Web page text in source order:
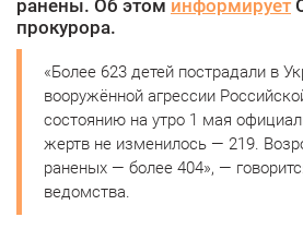
ранены. Об этом информирует
прокурора.
«Более 623 детей пострадали в
вооружённой агрессии
состоянию на утро 1 мая
жертв не изменилось — 219.
раненых — более 404», —
ведомства.